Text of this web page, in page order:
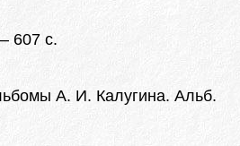
607 с.
А. И. Калугина. Альб.